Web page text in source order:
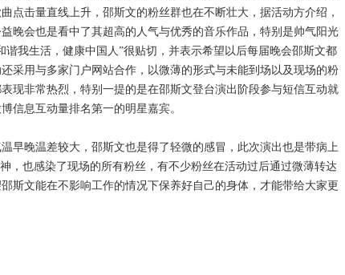
点击量直线上升，邵斯文的粉丝群也在不断壮大，据活动方介绍，
晚会也是看中了其超高的人气与优秀的音乐作品，特别是帅气阳光
谐我生活，健康中国人”很贴切，并表示希望以后每届晚会邵斯文都
采用与多家门户网站合作，以微薄的形式与未能到场以及现场的粉
现非常热烈，特别一提的是在邵斯文登台演出阶段参与短信互动就
信息互动量排名第一的明星嘉宾。
晚温差较大，邵斯文也是得了轻微的感冒，此次演出也是带病上
，也感染了现场的所有粉丝，有不少粉丝在活动过后通过微薄转达
斯文能在不影响工作的情况下保养好自己的身体，才能带给大家更